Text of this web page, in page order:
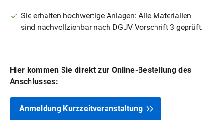
Sie erhalten hochwertige Anlagen: Alle Materialien
sind nachvollziehbar nach DGUV Vorschrift 3 geprüft.
Hier kommen Sie direkt zur Online-Bestellung des
Anschlusses:
Anmeldung Kurzzeitveranstaltung